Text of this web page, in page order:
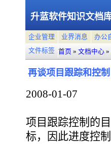
升蓝软件知识文档
企业管理 业界消息 办公
文件标签 首页 » 文档中心 »
再谈项目跟踪和控制
2008-01-07
项目跟踪控制的
标，因此进度控